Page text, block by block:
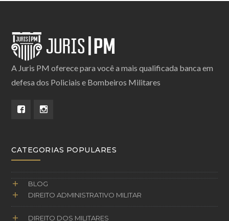
A Juris PM oferece para você a mais qualificada banca em
defesa dos Policiais e Bombeiros Militares
CATEGORIAS POPULARES
BLOG
DIREITO ADMINISTRATIVO MILITAR
DIREITO DOS MILITARES